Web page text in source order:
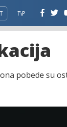
ЋР
pobede su